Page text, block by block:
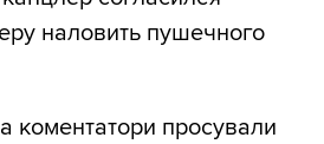
наловить пушечного
коментатори просували